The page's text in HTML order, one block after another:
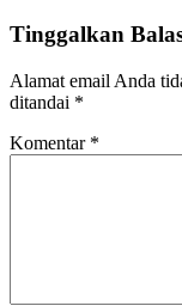
Tinggalkan
Alamat email Anda
ditandai *
Komentar *